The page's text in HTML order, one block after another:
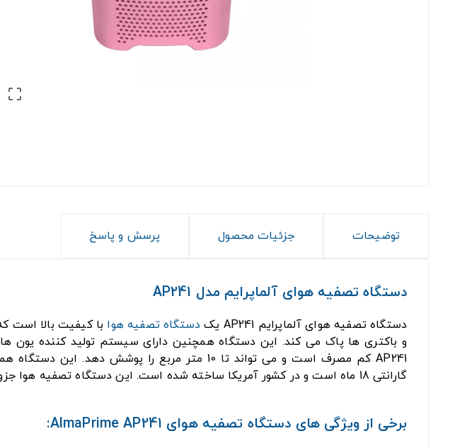

توضیحات جزئیات محصول پرسش و پاسخ
دستگاه تصفیه هوای آلماپرایم مدل AP241
دستگاه تصفیه هوای آلماپرایم AP241 یک دستگاه تصفیه هوا با کیفیت بالا است که
گارانتی 18 ماه است و در کشور آمریکا ساخته شده است. این دستگاه تصفیه هوا جزو کاربردی ترین
برخی از ویژگی های دستگاه تصفیه هوای AlmaPrime AP241: